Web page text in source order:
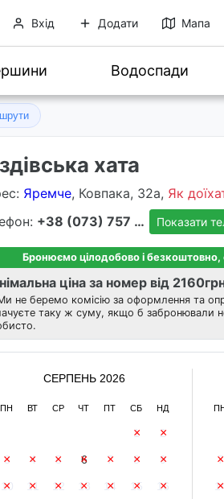
Вхід Додати Мапа
Водоспади
хата
: Яремче, Ковпака, 32а, Як
+38 (073) 757 8303 Показати
Бронюємо цілодобово і безкоштовно,
ціна за номер від 2160
не беремо комісію за оформлення та
таку ж суму, якщо б забронювали
СЕРПЕНЬ 2026
ПН ВТ СР ЧТ ПТ СБ НД
1 2
3 4 5 6 7 8 9
10 11 12 13 14 15 16
ПН
7
14